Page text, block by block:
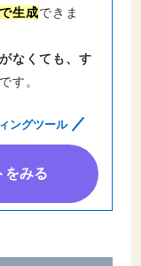
生成できま
なくても、す
です。
ングツール
をみる